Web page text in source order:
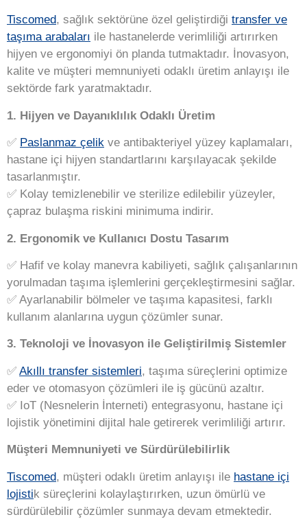
Tiscomed, sağlık sektörüne özel geliştirdiği transfer ve
taşıma arabaları ile hastanelerde verimliliği artırırken
hijyen ve ergonomiyi ön planda tutmaktadır. İnovasyon,
kalite ve müşteri memnuniyeti odaklı üretim anlayışı ile
sektörde fark yaratmaktadır.
1. Hijyen ve Dayanıklılık Odaklı Üretim
✅ Paslanmaz çelik ve antibakteriyel yüzey kaplamaları,
hastane içi hijyen standartlarını karşılayacak şekilde
tasarlanmıştır.
✅ Kolay temizlenebilir ve sterilize edilebilir yüzeyler,
çapraz bulaşma riskini minimuma indirir.
2. Ergonomik ve Kullanıcı Dostu Tasarım
✅ Hafif ve kolay manevra kabiliyeti, sağlık çalışanlarının
yorulmadan taşıma işlemlerini gerçekleştirmesini sağlar.
✅ Ayarlanabilir bölmeler ve taşıma kapasitesi, farklı
kullanım alanlarına uygun çözümler sunar.
3. Teknoloji ve İnovasyon ile Geliştirilmiş Sistemler
✅ Akıllı transfer sistemleri, taşıma süreçlerini optimize
eder ve otomasyon çözümleri ile iş gücünü azaltır.
✅ IoT (Nesnelerin İnterneti) entegrasyonu, hastane içi
lojistik yönetimini dijital hale getirerek verimliliği artırır.
Müşteri Memnuniyeti ve Sürdürülebilirlik
Tiscomed, müşteri odaklı üretim anlayışı ile hastane içi
lojistik süreçlerini kolaylaştırırken, uzun ömürlü ve
sürdürülebilir çözümler sunmaya devam etmektedir.